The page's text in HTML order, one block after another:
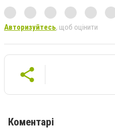
Авторизуйтесь, щоб оцінити
Коментарі